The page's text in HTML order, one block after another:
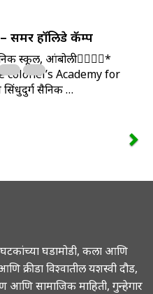
समर हॉलिडे कॅम्प
स्कूल, आंबोली👮‍♂️👮‍♂️*
colonel’s Academy for
सैनिक …
घडामोडी, कला आणि
क्रीडा विश्वातील यशस्वी दौड,
आणि सामाजिक माहिती, गुन्हेगार